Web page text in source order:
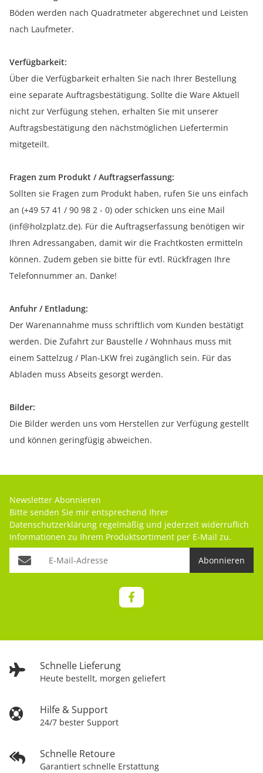
Böden werden nach Quadratmeter abgerechnet und Leisten
nach Laufmeter.
Verfügbarkeit:
Über die Verfügbarkeit erhalten Sie nach Ihrer Bestellung
eine separate Auftragsbestätigung. Sollte die Ware Aktuell
nicht zur Verfügung stehen, erhalten Sie mit unserer
Auftragsbestätigung den nächstmöglichen Liefertermin
mitgeteilt.
Fragen zum Produkt / Auftragserfassung:
Sollten sie Fragen zum Produkt haben, rufen Sie uns einfach
an (+49 57 41 / 90 98 2 - 0) oder schicken uns eine Mail
(inf@holzplatz.de). Für die Auftragserfassung benötigen wir
Ihren Adressangaben, damit wir die Frachtkosten ermitteln
können. Zudem geben sie bitte für evtl. Rückfragen Ihre
Telefonnummer an. Danke!
Anfuhr / Entladung:
Der Warenannahme muss schriftlich vom Kunden bestätigt
werden. Die Zufahrt zur Baustelle / Wohnhaus muss mit
einem Sattelzug / Plan-LKW frei zugänglich sein. Für das
Abladen muss Abseits gesorgt werden.
Bilder:
Die Bilder werden uns vom Herstellen zur Verfügung gestellt
und können geringfügig abweichen.
Schnelle Lieferung
Heute bestellt, morgen geliefert
Hilfe & Support
24/7 bester Support
Schnelle Retoure
Garantiert schnelle Erstattung
Newsletter Abonnieren
Bitte senden Sie mir entsprechend Ihrer
Datenschutzerklärung regelmäßig und jederzeit widerruflich
Informationen zu Ihrem Produktsortiment per E-Mail zu.
Abonnieren